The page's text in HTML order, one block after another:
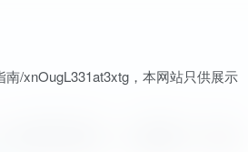
/xnOugL331at3xtg，本网站只供展示
课时训练（人教版一起点）